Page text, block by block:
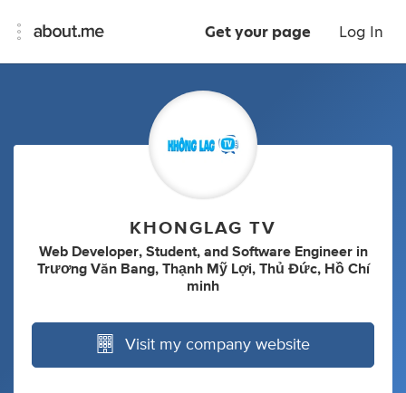
Get your page Log In
KHONGLAG TV
Web Developer, Student, and Software Engineer in
Trương Văn Bang, Thạnh Mỹ Lợi, Thủ Đức, Hồ Chí
minh
Visit my company website